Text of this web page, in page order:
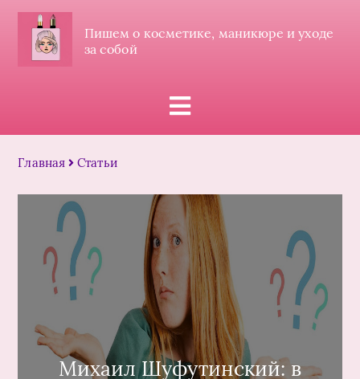
Пишем о косметике, маникюре и уходе
за собой
Главная Статьи
Михаил Шуфутинский: в